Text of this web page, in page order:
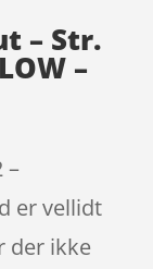
– Str.
–
–
er vellidt
der ikke